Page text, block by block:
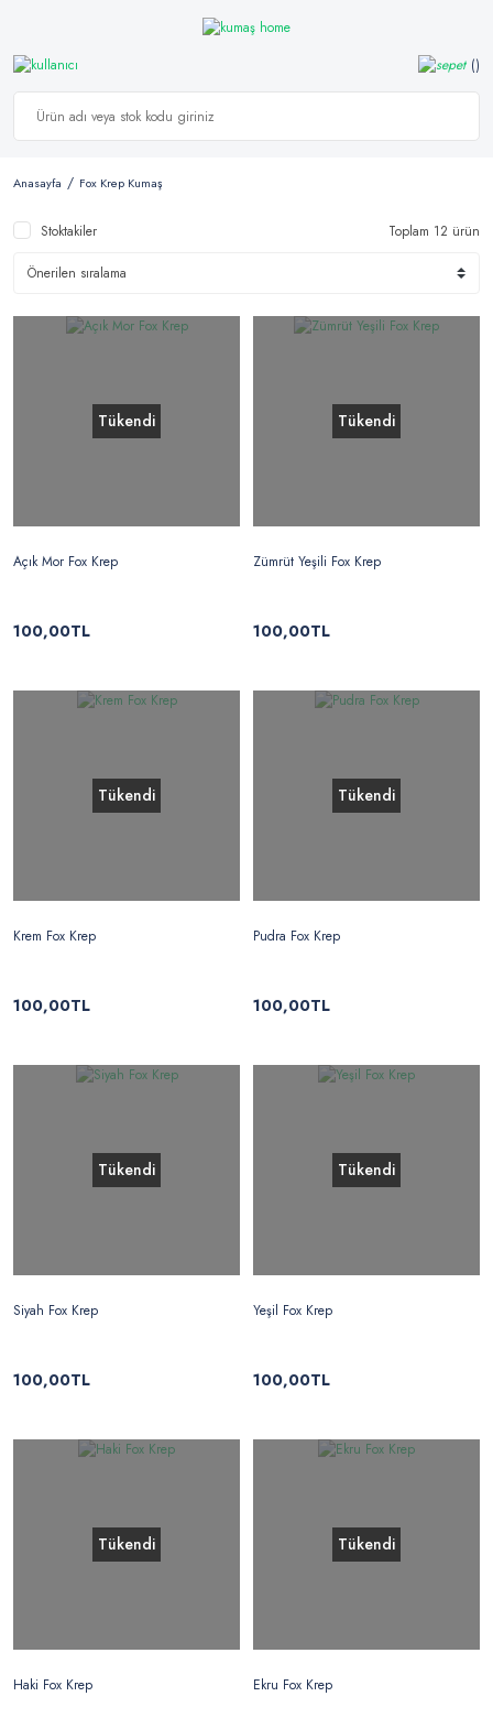
Anasayfa Fox Krep Kumaş
Stoktakiler Toplam 12 ürün
Tükendi
Açık Mor Fox Krep
100,00TL
Tükendi
Zümrüt Yeşili Fox Krep
100,00TL
Tükendi
Krem Fox Krep
100,00TL
Tükendi
Pudra Fox Krep
100,00TL
Tükendi
Siyah Fox Krep
100,00TL
Tükendi
Yeşil Fox Krep
100,00TL
Tükendi
Haki Fox Krep
Tükendi
Ekru Fox Krep